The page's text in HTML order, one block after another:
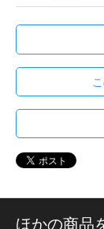
ほかの商品